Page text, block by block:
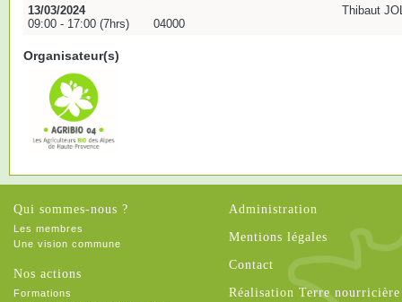
13/03/2024
09:00 - 17:00 (7hrs)
04000
Thibaut
Organisateur(s)
Qui sommes-nous ?
Les membres
Une vision commune
Nos actions
Formations
Administration
Mentions légales
Contact
Réalisation Terre nourricière